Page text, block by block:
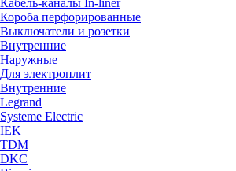
Кабель-каналы In-liner
Короба перфорированные
Выключатели и розетки
Внутренние
Наружные
Для электроплит
Внутренние
Legrand
Systeme Electric
IEK
TDM
DKC